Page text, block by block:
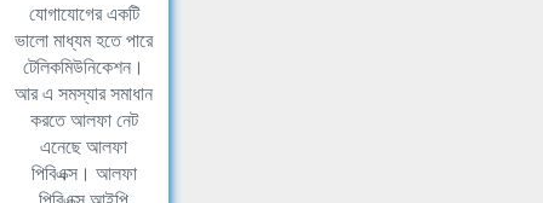
যোগাযোগের একটি
ভালো মাধ্যম হতে পারে
টেলিকমিউনিকেশন।
আর এ সমস্যার সমাধান
করতে আলফা নেট
এনেছে আলফা
পিবিএক্স। আলফা